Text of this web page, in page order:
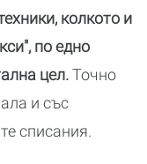
колкото и
по едно
цел.Точно
и със
списания.